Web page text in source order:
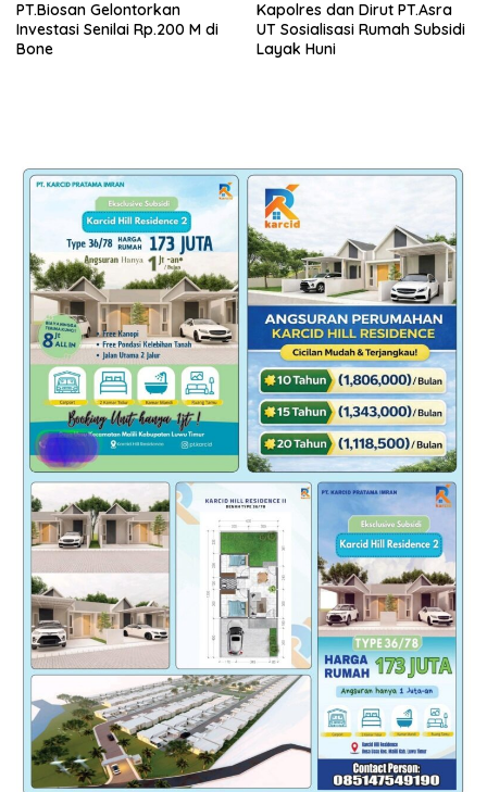
PT.Biosan Gelontorkan
Investasi Senilai Rp.200 M di
Bone
Kapolres dan Dirut PT.Asra
UT Sosialisasi Rumah Subsidi
Layak Huni